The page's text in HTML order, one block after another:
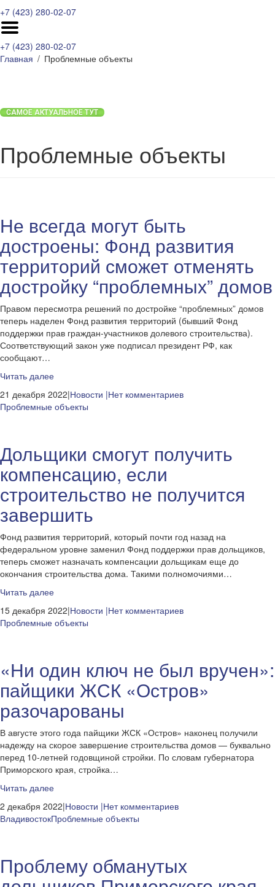
+7 (423) 280-02-07
+7 (423) 280-02-07
Главная
Проблемные объекты
САМОЕ АКТУАЛЬНОЕ ТУТ
Проблемные объекты
Не всегда могут быть
достроены: Фонд развития
территорий сможет отменять
достройку “проблемных” домов
Правом пересмотра решений по достройке “проблемных” домов
теперь наделен Фонд развития территорий (бывший Фонд
поддержки прав граждан-участников долевого строительства).
Соответствующий закон уже подписал президент РФ, как
сообщают…
Читать далее
21 декабря 2022|Новости |Нет комментариев
Проблемные объекты
Дольщики смогут получить
компенсацию, если
строительство не получится
завершить
Фонд развития территорий, который почти год назад на
федеральном уровне заменил Фонд поддержки прав дольщиков,
теперь сможет назначать компенсации дольщикам еще до
окончания строительства дома. Такими полномочиями…
Читать далее
15 декабря 2022|Новости |Нет комментариев
Проблемные объекты
«Ни один ключ не был вручен»:
пайщики ЖСК «Остров»
разочарованы
В августе этого года пайщики ЖСК «Остров» наконец получили
надежду на скорое завершение строительства домов — буквально
перед 10-летней годовщиной стройки. По словам губернатора
Приморского края, стройка…
Читать далее
2 декабря 2022|Новости |Нет комментариев
ВладивостокПроблемные объекты
Проблему обманутых